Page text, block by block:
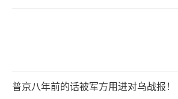
普京八年前的话被军方用进对乌战报！